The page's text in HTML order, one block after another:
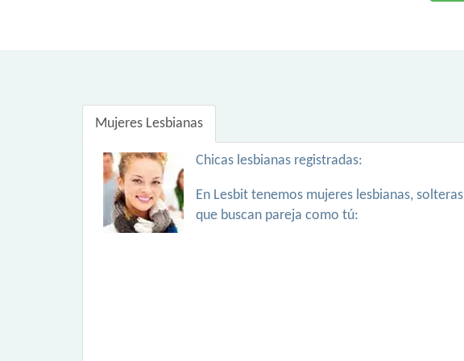
Mujeres Lesbianas
Chicas lesbianas registradas:
En Lesbit tenemos mujeres lesbianas, solteras
que buscan pareja como tú: